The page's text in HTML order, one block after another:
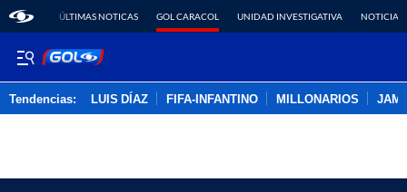
ÚLTIMAS NOTICAS GOL CARACOL UNIDAD INVESTIGATIVA NOTICIAS
Tendencias: LUIS DÍAZ FIFA-INFANTINO MILLONARIOS